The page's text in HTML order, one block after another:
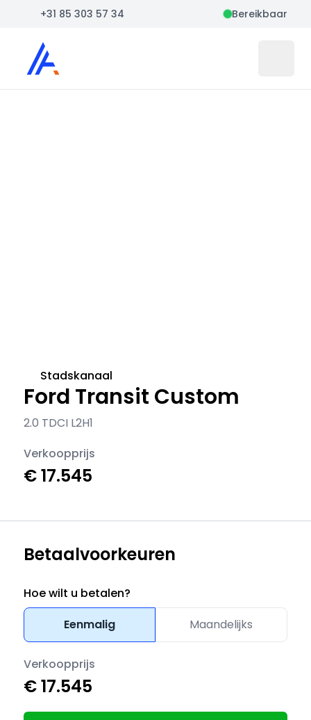
+31 85 303 57 34 Bereikbaar
Auto Atlas
Ford Transit Custom
2.0 TDCI L2H1
Stadskanaal
Verkoopprijs
€ 17.545
Betaalvoorkeuren
Hoe wilt u betalen?
Eenmalig
Maandelijks
Verkoopprijs
€ 17.545